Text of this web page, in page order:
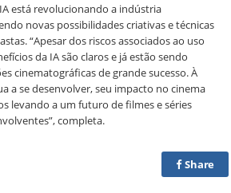
está revolucionando a indústria
novas possibilidades criativas e técnicas
“Apesar dos riscos associados ao uso
da IA são claros e já estão sendo
cinematográficas de grande sucesso. À
a se desenvolver, seu impacto no cinema
levando a um futuro de filmes e séries
completa.
Share